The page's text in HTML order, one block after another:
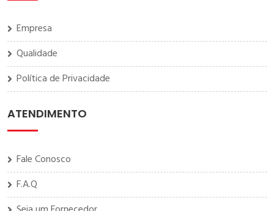
Empresa
Qualidade
Política de Privacidade
ATENDIMENTO
Fale Conosco
F.A.Q